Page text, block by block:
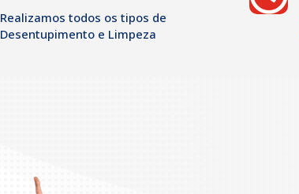
Realizamos todos os tipos de
Desentupimento e Limpeza